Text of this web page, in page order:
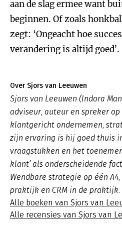
aan de slag ermee want
beginnen. Of zoals
zegt: ‘Ongeacht hoe
verandering is altijd goed’.
Over Sjors van Leeuwen
Sjors van Leeuwen (Indora
adviseur, auteur en spreker
klantgericht ondernemen,
zijn ervaring is hij goed thuis
vraagstukken en het
klant’ als onderscheidende
Wendbare strategie op één
praktijk en CRM in de praktijk.
Alle boeken van Sjors van
Alle recensies van Sjors van